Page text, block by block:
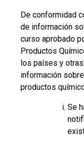
De conformidad
de información
curso aprobado
Productos
los países y
información
productos
Se